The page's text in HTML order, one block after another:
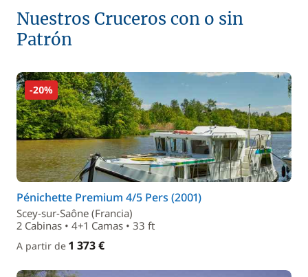
Nuestros Cruceros con o sin
Patrón
-20%
Pénichette Premium 4/5 Pers (2001)
Scey-sur-Saône (Francia)
2 Cabinas • 4+1 Camas • 33 ft
A partir de 1 373 €